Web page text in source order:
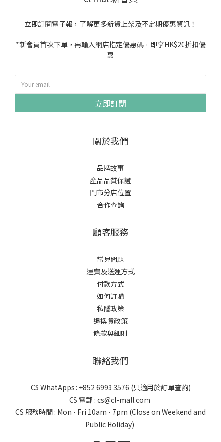
立即訂閱電子報，了解更多新貨上架及不定期優惠資訊！
*新會員首次下單，再輸入網店指定優惠碼，即享HK$20折扣優
惠
立即訂閱
關於我們
品牌故事
產品品質保證
門市分店位置
合作查詢
顧客服務
常見問題
運費及送運方式
付款方式
如何訂購
私隱政策
退換貨政策
條款與細則
聯絡我們
CS WhatApps : +852 6993 3576 (只適用於訂單查詢)
CS 電郵 : cs@cl-mall.com
CS 服務時間 : Mon - Fri 10am - 7pm (Close on Weekend and
Public Holiday)